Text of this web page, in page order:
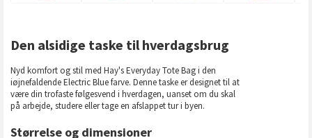
Den alsidige taske til hverdagsbrug
Nyd komfort og stil med Hay's Everyday Tote Bag i den
iøjnefaldende Electric Blue farve. Denne taske er designet til at
være din trofaste følgesvend i hverdagen, uanset om du skal
på arbejde, studere eller tage en afslappet tur i byen.
Størrelse og dimensioner